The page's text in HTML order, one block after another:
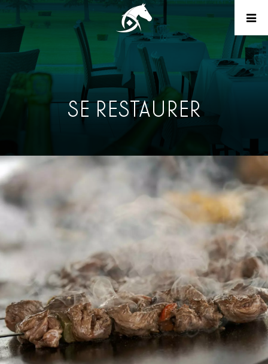
SE RESTAURER